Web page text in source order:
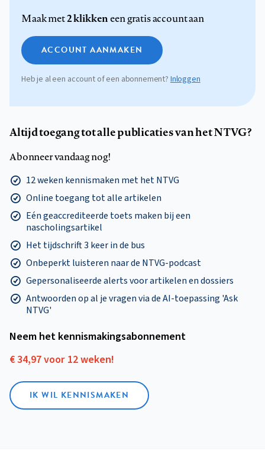
Maak met2 klikkeneen gratis account aan
ACCOUNT AANMAKEN
Heb je al een account of een abonnement? Inloggen
Altijd toegang tot alle publicaties van het NTVG?
Abonneer vandaag nog!
12 weken kennismaken met het NTVG
Online toegang tot alle artikelen
Eén geaccrediteerde toets maken bij een
nascholingsartikel
Het tijdschrift 3 keer in de bus
Onbeperkt luisteren naar de NTVG-podcast
Gepersonaliseerde alerts voor artikelen en dossiers
Antwoorden op al je vragen via de AI-toepassing 'Ask
NTVG'
Neem het kennismakings­abonnement
€ 34,97 voor 12 weken!
IK WIL KENNISMAKEN